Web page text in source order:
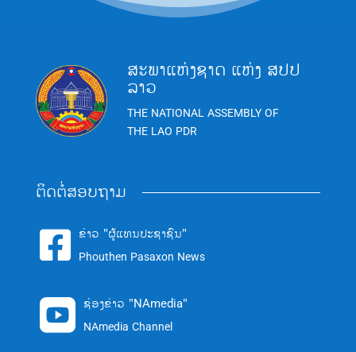
ສະພາແຫ່ງຊາດ ແຫ່ງ ສປປ
ລາວ
THE NATIONAL ASSEMBLY OF
THE LAO PDR
ຕິດຕໍ່ສອບຖາມ
 ຂ່າວ "ຜູ້ແທນປະຊາຊົນ"
Phouthen Pasaxon News
 ຊ່ອງຂ່າວ "NAmedia"
NAmedia Channel